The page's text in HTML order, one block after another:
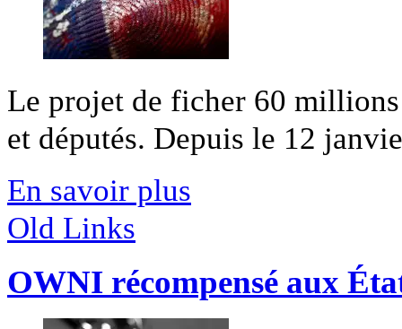
Le projet de ficher 60 millions
et députés. Depuis le 12
En savoir plus
Old Links
OWNI récompensé aux